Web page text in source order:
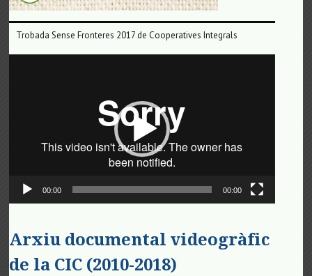
Trobada Sense Fronteres 2017 de Cooperatives Integrals
00:00 00:00
Arxiu documental videogràfic
de la CIC (2010-2018)